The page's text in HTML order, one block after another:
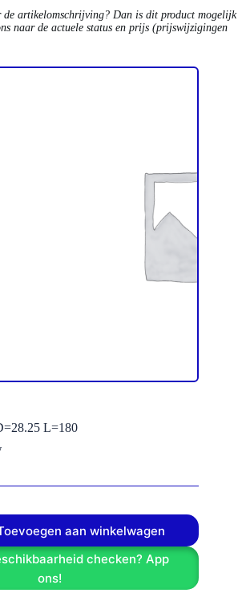
de artikelomschrijving? Dan is dit product mogelijk
naar de actuele status en prijs (prijswijzigingen
L=180
aan winkelwagen
checken? App
ons!